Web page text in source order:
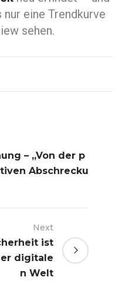
eine Trendkurve
sehen.
– „Von der p
Abschrecku
Next
ist
digitale
n Welt